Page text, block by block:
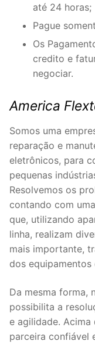
até 24 horas;
Pague
Os
credito e
negociar.
America
Somos uma
reparação e
eletrônicos, para
pequenas
Resolvemos os
contando com
que, utilizando
linha, realizam
mais importante,
dos
Da mesma forma,
possibilita a
e agilidade. Acima
parceira confiável